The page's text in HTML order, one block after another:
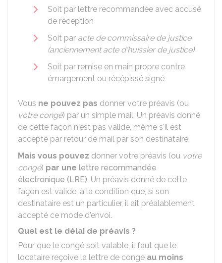
Soit par lettre recommandée avec accusé
de réception
Soit par acte de commissaire de justice
(anciennement acte d'huissier de justice)
Soit par remise en main propre contre
émargement ou récépissé signé
Vous ne pouvez pas donner votre préavis (ou
votre congé) par un simple mail. Un préavis donné
de cette façon n'est pas valide, même s'il est
accepté par retour de mail par son destinataire.
Mais vous pouvez donner votre préavis (ou votre
congé) par une lettre recommandée
électronique (LRE). Un préavis donné de cette
façon est valide, à la condition que, si son
destinataire est un particulier, il ait préalablement
accepté ce mode d'envoi.
Quel est le délai de préavis ?
Pour que le congé soit valable, il faut que le
locataire reçoive la lettre de congé au moins